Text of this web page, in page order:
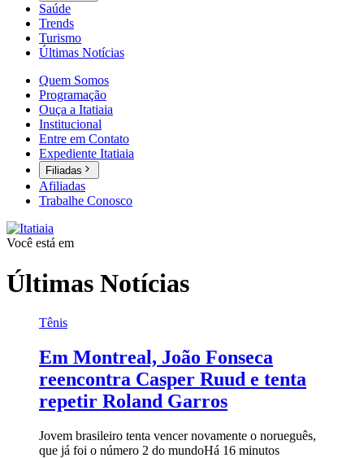
Saúde
Trends
Turismo
Últimas Notícias
Quem Somos
Programação
Ouça a Itatiaia
Institucional
Entre em Contato
Expediente Itatiaia
Filiadas
Afiliadas
Trabalhe Conosco
Você está em
Últimas Notícias
Tênis
Em Montreal, João Fonseca
reencontra Casper Ruud e tenta
repetir Roland Garros
Jovem brasileiro tenta vencer novamente o norueguês,
que já foi o número 2 do mundoHá 16 minutos